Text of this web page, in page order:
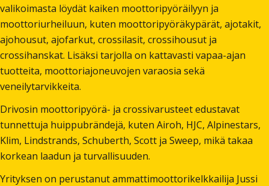
valikoimasta löydät kaiken moottoripyöräilyyn ja
moottoriurheiluun, kuten moottoripyöräkypärät, ajotakit,
ajohousut, ajofarkut, crossilasit, crossihousut ja
crossihanskat. Lisäksi tarjolla on kattavasti vapaa-ajan
tuotteita, moottoriajoneuvojen varaosia sekä
veneilytarvikkeita.
Drivosin moottoripyörä- ja crossivarusteet edustavat
tunnettuja huippubrändejä, kuten Airoh, HJC, Alpinestars,
Klim, Lindstrands, Schuberth, Scott ja Sweep, mikä takaa
korkean laadun ja turvallisuuden.
Yrityksen on perustanut ammattimoottorikelkkailija Jussi